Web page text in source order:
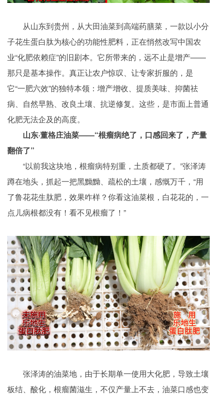
从山东到贵州，从大田油菜到高端药膳菜，一款以小分
子花生蛋白肽为核心的功能性肥料，正在悄然改写中国农
业“化肥依赖症”的旧剧本。它所带来的，远不止是增产——
那只是基本操作。真正让农户惊叹、让专家折服的，是
它“一肥六效”的独特本领：增产增收、提质美味、抑菌祛
病、自然早熟、改良土壤、抗逆修复。这些，是市面上普通
化肥无法企及的高度。
山东·董格庄油菜——“根瘤病绝了，口感回来了，产量
翻倍了”
“以前我这块地，根瘤病特别重，土质都硬了。”张泽涛
蹲在地头，抓起一把黑黝黝、疏松的土壤，感慨万千，“用
了鲁花花生肽肥，效果咋样？你看这油菜根，白花花的，一
点儿病根都没有！看不见根瘤了！”
张泽涛的油菜地，由于长期单一使用大化肥，导致土壤
板结、酸化，根瘤菌滋生，不仅产量上不去，油菜口感也变